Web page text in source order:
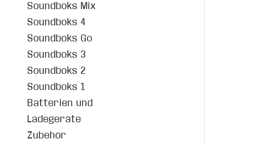
Soundboks Mix
Soundboks 4
Soundboks Go
Soundboks 3
Soundboks 2
Soundboks 1
Batterien und
Ladegeräte
Zubehör